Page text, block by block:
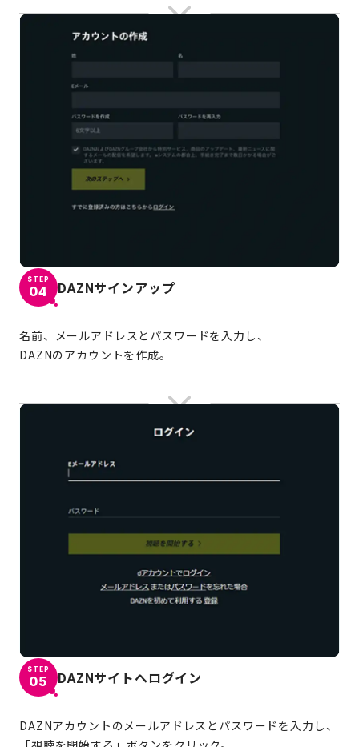
STEP
04 DAZNサインアップ
名前、メールアドレスとパスワードを入力し、
DAZNのアカウントを作成。
STEP
05 DAZNサイトへログイン
DAZNアカウントのメールアドレスとパスワードを入力し、